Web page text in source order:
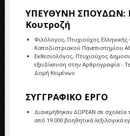
ΥΠΕΥΘΥΝΗ ΣΠΟΥΔΩΝ:
Κουτροζή
Φιλόλογος, Πτυχιούχος Ελληνικής
Καποδιστριακού Πανεπιστημίου
Εκθεσιολόγος, Πτυχιούχος
εξειδίκευση στην Αρθρογραφία -
Δομή Κειμένων
ΣΥΓΓΡΑΦΙΚΟ ΕΡΓΟ
Διανεμήθηκαν ΔΩΡΕΑΝ σε σχολεία
από 19.000 βοηθητικά λεξιλογικά